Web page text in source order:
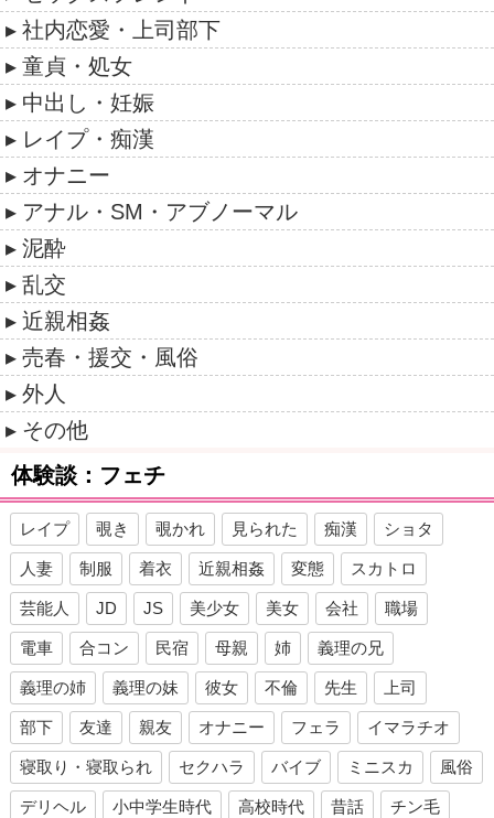
社内恋愛・上司部下
童貞・処女
中出し・妊娠
レイプ・痴漢
オナニー
アナル・SM・アブノーマル
泥酔
乱交
近親相姦
売春・援交・風俗
外人
その他
体験談：フェチ
レイプ 覗き 覗かれ 見られた 痴漢 ショタ
人妻 制服 着衣 近親相姦 変態 スカトロ
芸能人 JD JS 美少女 美女 会社 職場
電車 合コン 民宿 母親 姉 義理の兄
義理の姉 義理の妹 彼女 不倫 先生 上司
部下 友達 親友 オナニー フェラ イマラチオ
寝取り・寝取られ セクハラ バイブ ミニスカ 風俗
デリヘル 小中学生時代 高校時代 昔話 チン毛